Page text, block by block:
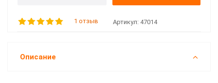
1 отзыв Артикул: 47014
Описание